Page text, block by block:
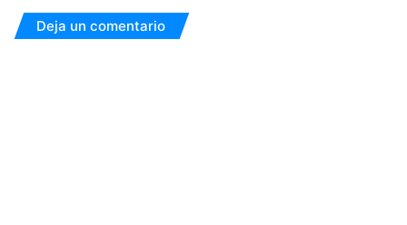
Deja un comentario